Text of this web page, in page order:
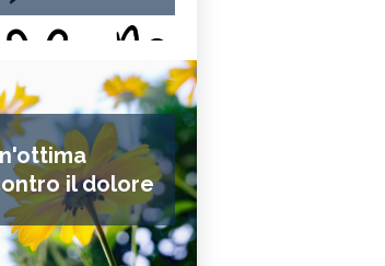
il dolore